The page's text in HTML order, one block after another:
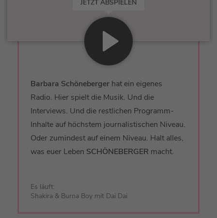
JETZT ABSPIELEN
Barbara Schöneberger hat ein eigenes
Radio. Hier spielt die Musik. Und die
Interviews. Und die restlichen Programm-
Inhalte auf höchstem journalistischen Niveau.
Oder zumindest auf einem Niveau. Halt alles,
was euer Leben SCHÖNEBERGER macht.
Es läuft:
Shakira & Burna Boy mit Dai Dai